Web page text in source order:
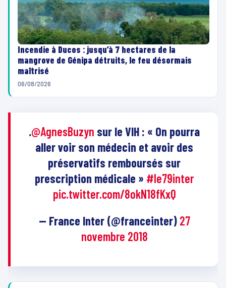
Incendie à Ducos : jusqu’à 7 hectares de la
mangrove de Génipa détruits, le feu désormais
maîtrisé
06/08/2026
.@AgnesBuzyn sur le VIH : « On pourra
aller voir son médecin et avoir des
préservatifs remboursés sur
prescription médicale » #le79inter
pic.twitter.com/8okN18fKxQ
— France Inter (@franceinter) 27
novembre 2018